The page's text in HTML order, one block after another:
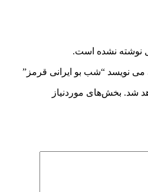
نوشته نشده است.
می نویسد “شب بو ایرانی قرمز”
شد. بخش‌های موردنیاز